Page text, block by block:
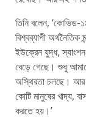
তিনি বলেন, ‘কোভিড-
বিশ্বব্যাপী অর্থনৈতিক
ইউক্রেন যুদ্ধ,
বেড়ে গেছে। শুধু
অস্থিরতা চলছে। আর
কোটি মানুষের খাদ্য,
করতে হয়।’